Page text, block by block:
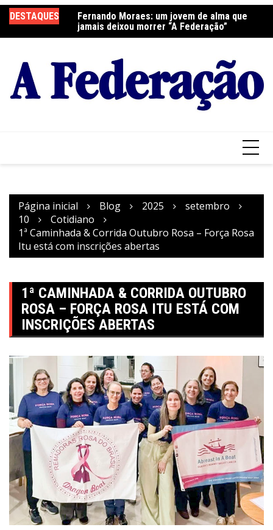
para
o
DESTAQUES
Fernando Moraes: um jovem de alma que
jamais deixou morrer “A Federação”
Curso Oração e Vida na Paróquia São José
Página inicial Blog 2025
setembro
10
Cotidiano
1ª Caminhada & Corrida Outubro Rosa – Força Rosa
Itu está com inscrições abertas
1ª CAMINHADA & CORRIDA OUTUBRO
ROSA – FORÇA ROSA ITU ESTÁ COM
INSCRIÇÕES ABERTAS